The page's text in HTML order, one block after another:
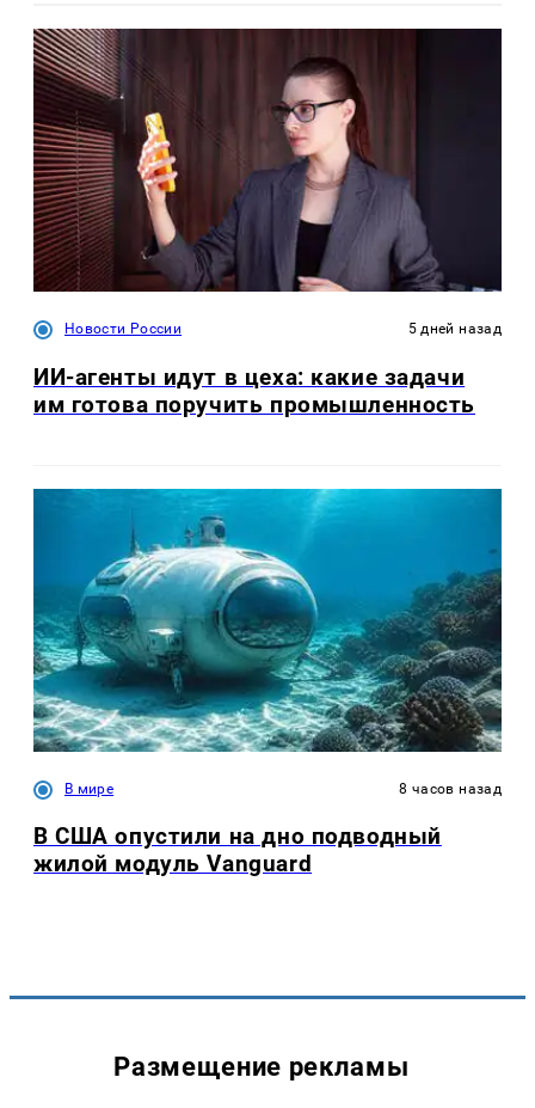
Новости России 5 дней назад
ИИ-агенты идут в цеха: какие задачи
им готова поручить промышленность
В мире 8 часов назад
В США опустили на дно подводный
жилой модуль Vanguard
Размещение рекламы